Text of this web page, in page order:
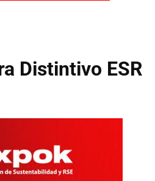
Distintivo ESR